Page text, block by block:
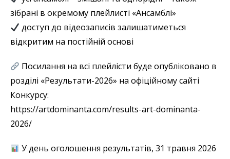
зібрані в окремому плейлисті «Ансамблі»
доступ до відеозаписів залишатиметься
відкритим на постійній основі
Посилання на всі плейлісти буде опубліковано в
розділі «Результати-2026» на офіційному сайті
Конкурсу:
https://artdominanta.com/results-art-dominanta-
2026/
У день оголошення результатів, 31 травня 2026